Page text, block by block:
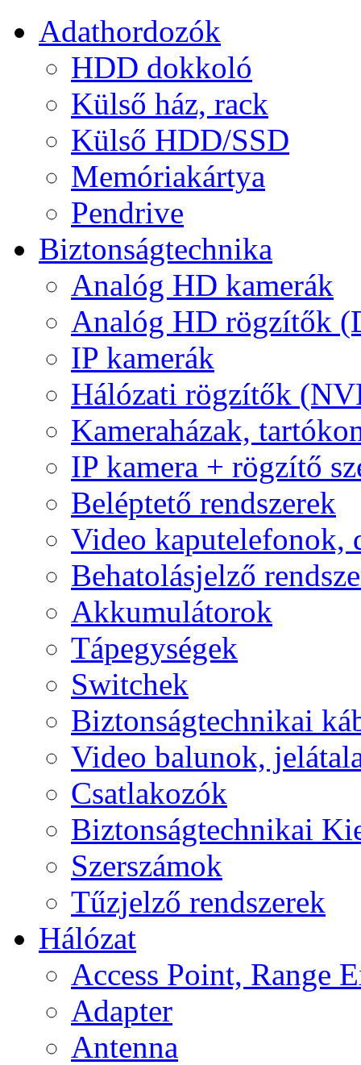
Adathordozók
HDD dokkoló
Külső ház, rack
Külső HDD/SSD
Memóriakártya
Pendrive
Biztonságtechnika
Analóg HD kamerák
Analóg HD rögzítők
IP kamerák
Hálózati rögzítők
Kameraházak,
IP kamera + rögzítő
Beléptető rendszerek
Video kaputelefonok,
Behatolásjelző
Akkumulátorok
Tápegységek
Switchek
Biztonságtechnikai
Video balunok,
Csatlakozók
Biztonságtechnikai
Szerszámok
Tűzjelző rendszerek
Hálózat
Access Point, Range
Adapter
Antenna